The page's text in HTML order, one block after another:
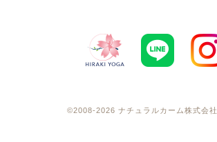
©2008-2026 ナチュラルカーム株式会社